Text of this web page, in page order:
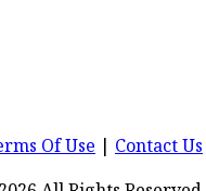
Of Use Contact Us